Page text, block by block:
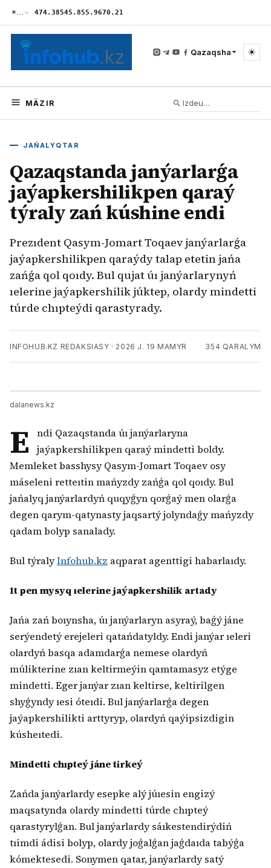
☀… 474.38545.855.9670.21
Qazaqsha ☀
MÄZIR
JAŃALYQTAR
Qazaqstanda janýarlarǵa
jaýapkershilikpen qaraý
týraly zań kúshine endi
Prezıdent Qasym-Jomart Toqaev janýarlarǵa
jaýapkershilikpen qaraýdy talap etetin jańa
zańǵa qol qoıdy. Bul qujat úı janýarlarynyń
ıelerine jaýapkershilik júktep, olardy mindetti
túrde chıpteýdi qarastyrady.
INFOHUB.KZ REDAKSIASY · 2026 J. 19 MAMYR 354 QARALYM
dalanews.kz
E
ndi Qazaqstanda úı janýarlaryna
jaýapkershilikpen qaraý mindetti boldy.
Memleket basshysy Qasym-Jomart Toqaev osy
máseleni retteıtin mańyzdy zańǵa qol qoıdy. Bul
jańalyq janýarlardyń quqyǵyn qorǵaý men olarǵa
degen qarym-qatynasty jaqsartý jolyndaǵy mańyzdy
qadam bolyp sanalady.
Bul týralyInfohub.kz aqparat agenttigi habarlaıdy.
It pen mysyq ıelerine jaýapkershilik artady
Jańa zań boıynsha, úı janýarlaryn asyraý, baǵý jáne
serýendetý erejeleri qatańdatyldy. Endi janýar ıeleri
olardyń basqa adamdarǵa nemese olardyń
múlikterine zıan keltirmeýin qamtamasyz etýge
mindetti. Eger janýar zıan keltirse, keltirilgen
shyǵyndy ıesi óteıdi. Bul janýarlarǵa degen
jaýapkershilikti arttyryp, olardyń qaýipsizdigin
kúsheıtedi.
Mindetti chıpteý jáne tirkeý
Zańda janýarlardy esepke alý júıesin engizý
maqsatynda olardy mindetti túrde chıpteý
qarastyrylǵan. Bul janýarlardy sáıkestendirýdiń
tıimdi ádisi bolyp, olardy joǵalǵan jaǵdaıda tabýǵa
kómektesedi. Sonymen qatar, janýarlardy satý